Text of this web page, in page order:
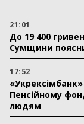
21:01
До 19 400
Сумщини
17:52
Пенсійному
людям